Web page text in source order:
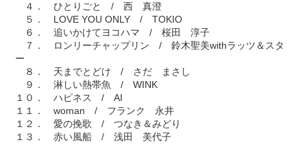
４． ひとりごと / 西 真澄
５． LOVE YOU ONLY / TOKIO
６． 追いかけてヨコハマ / 桜田 淳子
７． ロンリーチャップリン / 鈴木聖美withラッツ＆スタ
ー
８． 天までとどけ / さだ まさし
９． 淋しい熱帯魚 / WINK
１０． ハピネス / AI
１１． woman / フランク 永井
１２． 愛の挽歌 / つなき＆みどり
１３． 赤い風船 / 浅田 美代子